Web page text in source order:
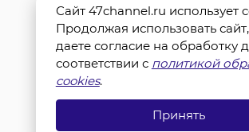
Сайт 47channel.ru использует
Продолжая использовать
даете согласие на обработку
соответствии с политикой
cookies.
Принять